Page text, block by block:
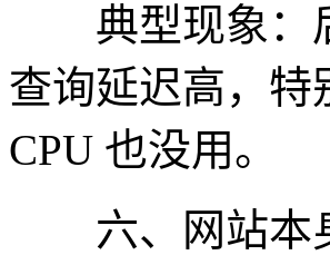
典型现象：后
查询延迟高，特
CPU 也没用。
六、网站本